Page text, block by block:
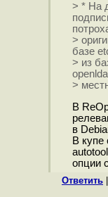
> * На
>
базе
> из
>
В
в
В купе
опции
Ответить